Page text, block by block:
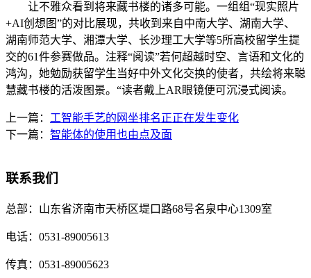
让不雅众看到将来藏书楼的诸多可能。一组组“现实照片
+AI创想图”的对比展现，共收到来自中南大学、湖南大学、
湖南师范大学、湘潭大学、长沙理工大学等5所高校留学生提
交的61件参赛做品。注释“阅读”若何超越时空、言语和文化的
鸿沟，她勉励获留学生当好中外文化交换的使者，共绘将来聪
慧藏书楼的活泼图景。“读者戴上AR眼镜便可沉浸式阅读。
上一篇： 工智能手艺的网坐排名正正在发生变化
下一篇： 智能体的使用也由点及面
联系我们
总部： 山东省济南市天桥区堤口路68号名泉中心1309室
电话： 0531-89005613
传真： 0531-89005623